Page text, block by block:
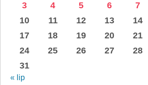
3
4 5 6 7
10
11 12 13 14
17
18 19 20 21
24
25 26 27 28
31
« lip